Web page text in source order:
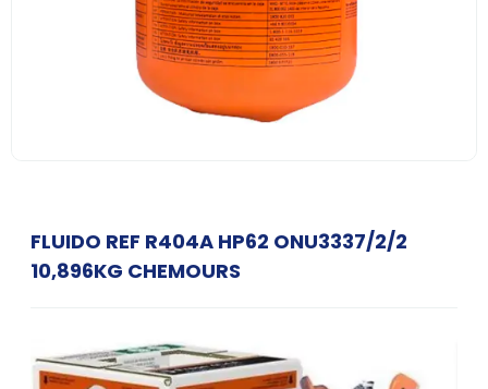
FLUIDO REF R404A HP62 ONU3337/2/2
10,896KG CHEMOURS